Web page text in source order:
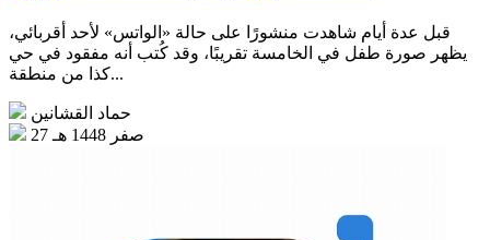
قبل عدة أيام شاهدت منشورًا على حالة «الواتس» لأحد أقربائي،
يظهر صورة طفل في الخامسة تقريبًا، وقد كُتب أنه مفقود في حي
كذا من منطقة...
حماد القشانين
27 صفر 1448 هـ